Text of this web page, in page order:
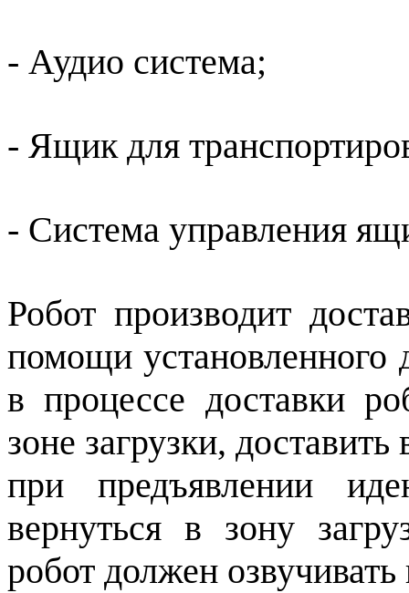
- Аудио система;
- Ящик для
- Система управления
Робот производит
помощи установленного
в процессе доставки
зоне загрузки,
при предъявлении
вернуться в зону
робот должен